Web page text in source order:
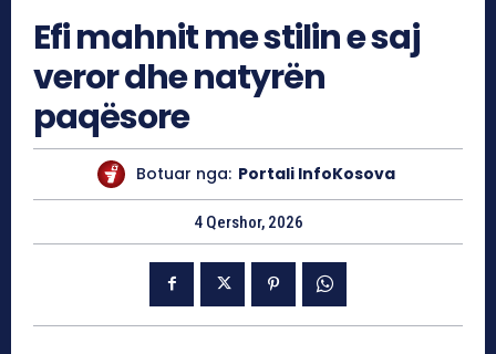
Efi mahnit me stilin e saj
veror dhe natyrën
paqësore
Botuar nga: Portali InfoKosova
4 Qershor, 2026